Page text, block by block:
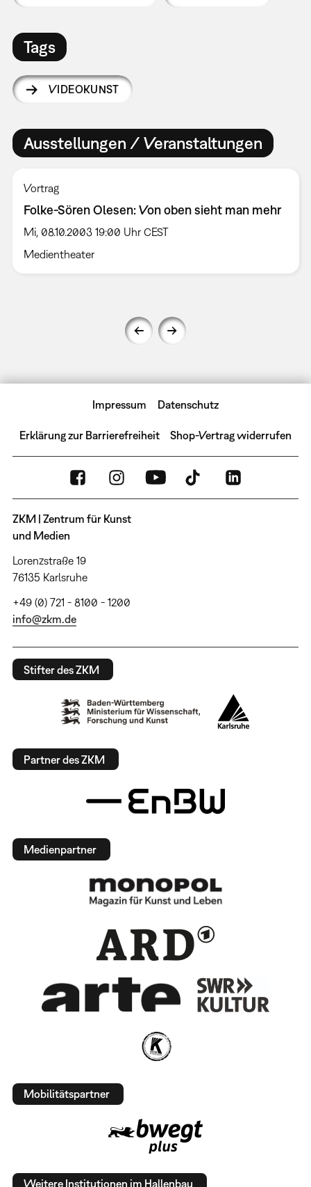
Tags
VIDEOKUNST
Ausstellungen / Veranstaltungen
Vortrag
Folke-Sören Olesen: Von oben sieht man mehr
Mi, 08.10.2003 19:00 Uhr CEST
Medientheater
Impressum Datenschutz
Erklärung zur Barrierefreiheit Shop-Vertrag widerrufen
ZKM | Zentrum für Kunst
und Medien
Lorenzstraße 19
76135 Karlsruhe
+49 (0) 721 - 8100 - 1200
info@zkm.de
Stifter des ZKM
Partner des ZKM
Medienpartner
Mobilitätspartner
Weitere Institutionen im Hallenbau